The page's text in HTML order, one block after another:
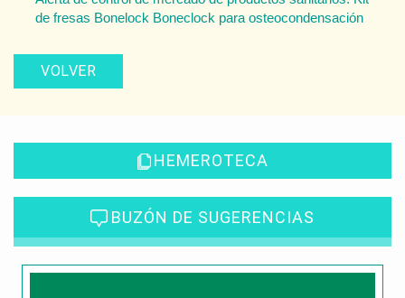
de fresas Bonelock Boneclock para osteocondensación
VOLVER
HEMEROTECA
BUZÓN DE SUGERENCIAS